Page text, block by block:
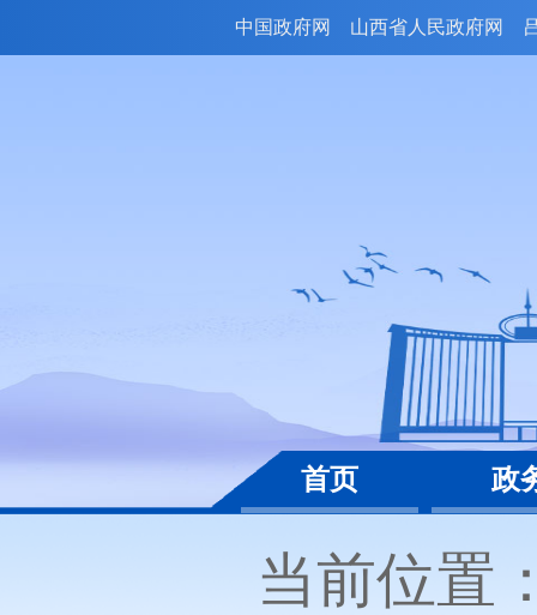
中国政府网 山西省人民政府网
首页 政
当前位置